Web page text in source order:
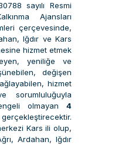
sayılı Resmi
Ajansları
çerçevesinde,
Iğdır ve Kars
hizmet etmek
yeniliğe ve
değişen
hizmet
sorumluluğuyla
olmayan 4
Kars ili olup,
Ardahan, Iğdır